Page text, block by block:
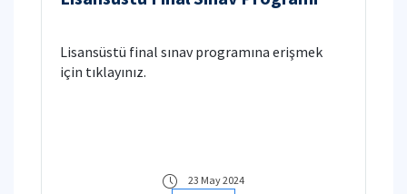
Lisansüstü final sınav programına erişmek
için tıklayınız.
23 May 2024